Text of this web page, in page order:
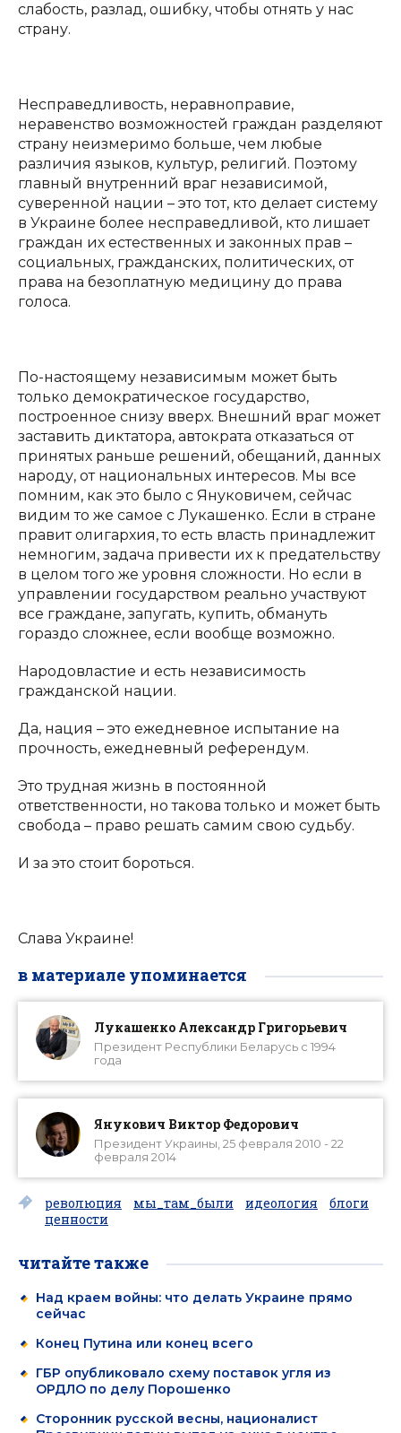
слабость, разлад, ошибку, чтобы отнять у нас
страну.
Несправедливость, неравноправие,
неравенство возможностей граждан разделяют
страну неизмеримо больше, чем любые
различия языков, культур, религий. Поэтому
главный внутренний враг независимой,
суверенной нации – это тот, кто делает систему
в Украине более несправедливой, кто лишает
граждан их естественных и законных прав –
социальных, гражданских, политических, от
права на безоплатную медицину до права
голоса.
По-настоящему независимым может быть
только демократическое государство,
построенное снизу вверх. Внешний враг может
заставить диктатора, автократа отказаться от
принятых раньше решений, обещаний, данных
народу, от национальных интересов. Мы все
помним, как это было с Януковичем, сейчас
видим то же самое с Лукашенко. Если в стране
правит олигархия, то есть власть принадлежит
немногим, задача привести их к предательству
в целом того же уровня сложности. Но если в
управлении государством реально участвуют
все граждане, запугать, купить, обмануть
гораздо сложнее, если вообще возможно.
Народовластие и есть независимость
гражданской нации.
Да, нация – это ежедневное испытание на
прочность, ежедневный референдум.
Это трудная жизнь в постоянной
ответственности, но такова только и может быть
свобода – право решать самим свою судьбу.
И за это стоит бороться.
Слава Украине!
в материале упоминается
Лукашенко Александр Григорьевич
Президент Республики Беларусь с 1994
года
Янукович Виктор Федорович
Президент Украины, 25 февраля 2010 - 22
февраля 2014
революция мы_там_были идеология
блоги
ценности
читайте также
Над краем войны: что делать Украине прямо
сейчас
Конец Путина или конец всего
ГБР опубликовало схему поставок угля из
ОРДЛО по делу Порошенко
Сторонник русской весны, националист